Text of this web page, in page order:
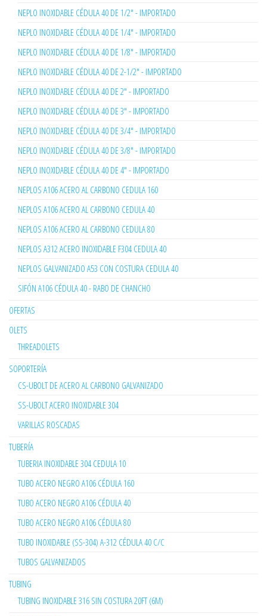
NEPLO INOXIDABLE CÉDULA 40 DE 1/2" - IMPORTADO
NEPLO INOXIDABLE CÉDULA 40 DE 1/4" - IMPORTADO
NEPLO INOXIDABLE CÉDULA 40 DE 1/8" - IMPORTADO
NEPLO INOXIDABLE CÉDULA 40 DE 2-1/2" - IMPORTADO
NEPLO INOXIDABLE CÉDULA 40 DE 2" - IMPORTADO
NEPLO INOXIDABLE CÉDULA 40 DE 3" - IMPORTADO
NEPLO INOXIDABLE CÉDULA 40 DE 3/4" - IMPORTADO
NEPLO INOXIDABLE CÉDULA 40 DE 3/8" - IMPORTADO
NEPLO INOXIDABLE CÉDULA 40 DE 4" - IMPORTADO
NEPLOS A106 ACERO AL CARBONO CEDULA 160
NEPLOS A106 ACERO AL CARBONO CEDULA 40
NEPLOS A106 ACERO AL CARBONO CEDULA 80
NEPLOS A312 ACERO INOXIDABLE F304 CEDULA 40
NEPLOS GALVANIZADO A53 CON COSTURA CEDULA 40
SIFÓN A106 CÉDULA 40 - RABO DE CHANCHO
OFERTAS
OLETS
THREADOLETS
SOPORTERÍA
CS-UBOLT DE ACERO AL CARBONO GALVANIZADO
SS-UBOLT ACERO INOXIDABLE 304
VARILLAS ROSCADAS
TUBERÍA
TUBERIA INOXIDABLE 304 CEDULA 10
TUBO ACERO NEGRO A106 CÉDULA 160
TUBO ACERO NEGRO A106 CÉDULA 40
TUBO ACERO NEGRO A106 CÉDULA 80
TUBO INOXIDABLE (SS-304) A-312 CÉDULA 40 C/C
TUBOS GALVANIZADOS
TUBING
TUBING INOXIDABLE 316 SIN COSTURA 20FT (6M)